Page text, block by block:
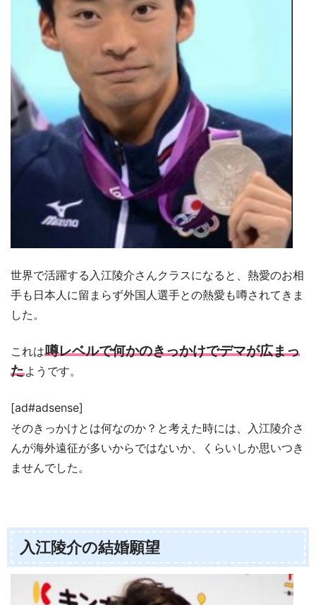
世界で活躍する入江陵介さんクラスになると、熱愛のお相
手も日本人に留まらず外国人選手との熱愛も噂されてきま
した。
これは噂レベルで何かのきっかけでデマが広まっ
たようです。
[ad#adsense]
そのきっかけとは何なのか？と考えた時には、入江陵介さ
んが海外遠征が多いからではないか、くらいしか思いつき
ませんでした。
入江陵介の結婚願望